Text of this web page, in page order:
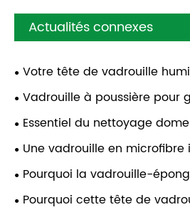
Actualités connexes
Votre tête de vadrouille
elle vraiment efficace pour
Vadrouille à poussière pour
votre aide au nettoyage
Essentiel du nettoyage
plate en chenille
Une vadrouille en
chaque maison
Pourquoi la vadrouille-
Pole est-elle la solution
des sols à fort trafic ?
Pourquoi cette tête de